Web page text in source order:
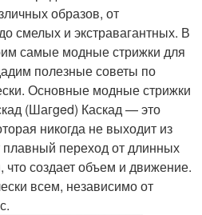
образов, от
смелых и экстравагантных. В
самые модные стрижки для
полезные советы по
Основные модные стрижки
(Шагged) Каскад — это
никогда не выходит из
переход от длинных
что создает объем и движение.
всем, независимо от